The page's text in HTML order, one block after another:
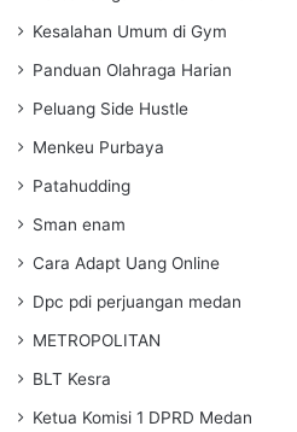
Kesalahan Umum di Gym
Panduan Olahraga Harian
Peluang Side Hustle
Menkeu Purbaya
Patahudding
Sman enam
Cara Adapt Uang Online
Dpc pdi perjuangan medan
METROPOLITAN
BLT Kesra
Ketua Komisi 1 DPRD Medan